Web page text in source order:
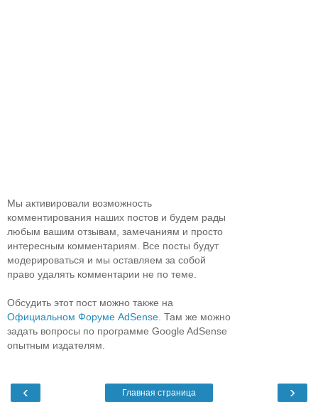
Мы активировали возможность
комментирования наших постов и будем рады
любым вашим отзывам, замечаниям и просто
интересным комментариям. Все посты будут
модерироваться и мы оставляем за собой
право удалять комментарии не по теме.
Обсудить этот пост можно также на
Официальном Форуме AdSense . Там же можно
задать вопросы по программе Google AdSense
опытным издателям.
‹ ›
Главная страница